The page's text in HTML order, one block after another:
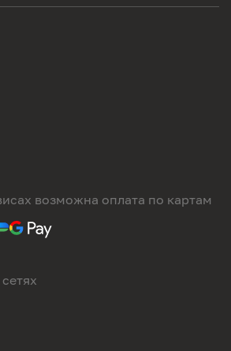
возможна оплата по картам